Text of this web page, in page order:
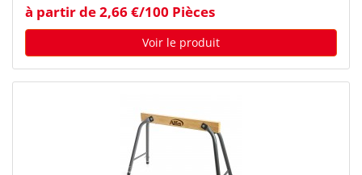
à partir de 2,66 €/100 Pièces
Voir le produit